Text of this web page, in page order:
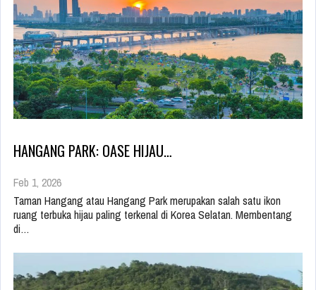
HANGANG PARK: OASE HIJAU…
Feb 1, 2026
Taman Hangang atau Hangang Park merupakan salah satu ikon
ruang terbuka hijau paling terkenal di Korea Selatan. Membentang
di…